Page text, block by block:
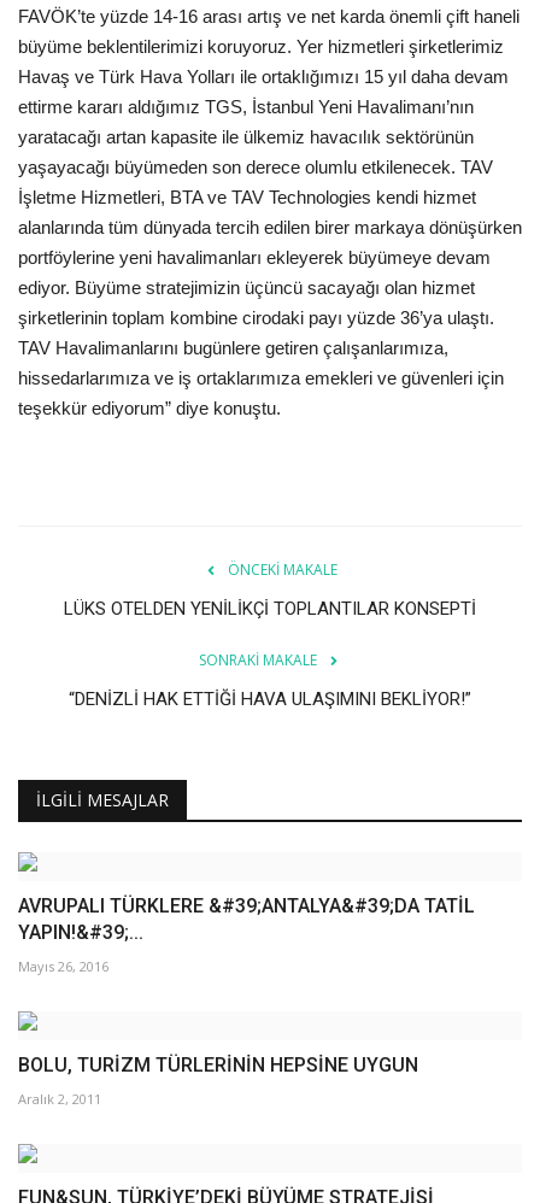
FAVÖK’te yüzde 14-16 arası artış ve net karda önemli çift haneli
büyüme beklentilerimizi koruyoruz. Yer hizmetleri şirketlerimiz
Havaş ve Türk Hava Yolları ile ortaklığımızı 15 yıl daha devam
ettirme kararı aldığımız TGS, İstanbul Yeni Havalimanı’nın
yaratacağı artan kapasite ile ülkemiz havacılık sektörünün
yaşayacağı büyümeden son derece olumlu etkilenecek. TAV
İşletme Hizmetleri, BTA ve TAV Technologies kendi hizmet
alanlarında tüm dünyada tercih edilen birer markaya dönüşürken
portföylerine yeni havalimanları ekleyerek büyümeye devam
ediyor. Büyüme stratejimizin üçüncü sacayağı olan hizmet
şirketlerinin toplam kombine cirodaki payı yüzde 36’ya ulaştı.
TAV Havalimanlarını bugünlere getiren çalışanlarımıza,
hissedarlarımıza ve iş ortaklarımıza emekleri ve güvenleri için
teşekkür ediyorum” diye konuştu.
ÖNCEKI MAKALE
LÜKS OTELDEN YENİLİKÇİ TOPLANTILAR KONSEPTİ
SONRAKI MAKALE
“DENİZLİ HAK ETTİĞİ HAVA ULAŞIMINI BEKLİYOR!”
İLGILI MESAJLAR
AVRUPALI TÜRKLERE &#39;ANTALYA&#39;DA TATİL
YAPIN!&#39;...
Mayıs 26, 2016
BOLU, TURİZM TÜRLERİNİN HEPSİNE UYGUN
Aralık 2, 2011
FUN&SUN, TÜRKİYE’DEKİ BÜYÜME STRATEJİSİ